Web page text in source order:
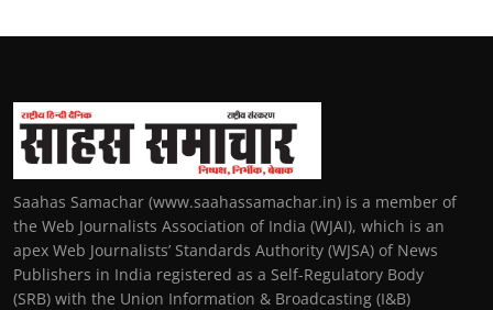
Saahas Samachar (www.saahassamachar.in) is a member of
the Web Journalists Association of India (WJAI), which is an
apex Web Journalists’ Standards Authority (WJSA) of News
Publishers in India registered as a Self-Regulatory Body
(SRB) with the Union Information & Broadcasting (I&B)